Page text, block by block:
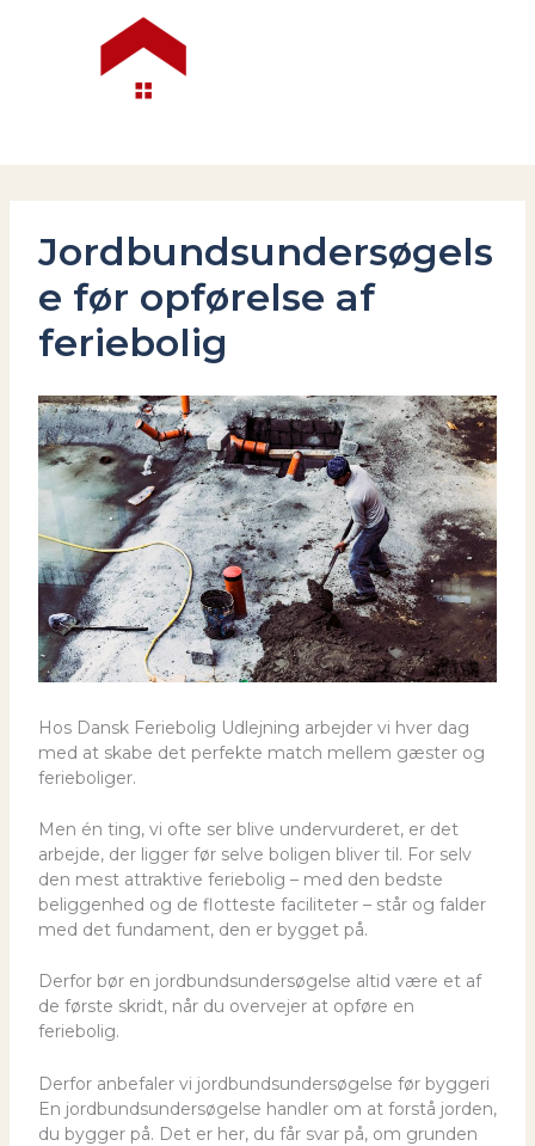
Jordbundsundersøgels
e før opførelse af
feriebolig
Hos Dansk Feriebolig Udlejning arbejder vi hver dag
med at skabe det perfekte match mellem gæster og
ferieboliger.
Men én ting, vi ofte ser blive undervurderet, er det
arbejde, der ligger før selve boligen bliver til. For selv
den mest attraktive feriebolig – med den bedste
beliggenhed og de flotteste faciliteter – står og falder
med det fundament, den er bygget på.
Derfor bør en jordbundsundersøgelse altid være et af
de første skridt, når du overvejer at opføre en
feriebolig.
Derfor anbefaler vi jordbundsundersøgelse før byggeri
En jordbundsundersøgelse handler om at forstå jorden,
du bygger på. Det er her, du får svar på, om grunden